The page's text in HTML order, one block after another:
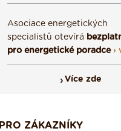
Asociace energetických
specialistů otevírá
pro energetické poradce ›
Více zde
PRO ZÁKAZNÍKY